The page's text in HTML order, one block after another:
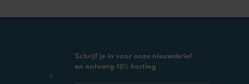
Schrijf je in voor onze nieuwsbrief
en ontvang 10% korting